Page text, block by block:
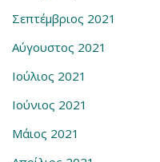
Σεπτέμβριος 2021
Αύγουστος 2021
Ιούλιος 2021
Ιούνιος 2021
Μάιος 2021